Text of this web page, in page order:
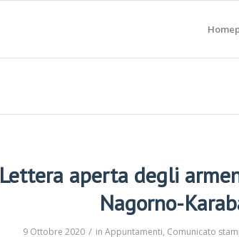
Lettera aperta degli
Nagorno-
9 Ottobre 2020 / in Appuntamenti, Comunicato